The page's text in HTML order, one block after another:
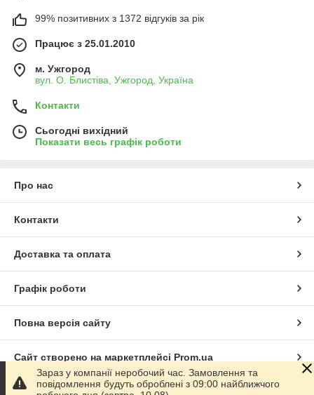
99% позитивних з 1372 відгуків за рік
Працює з 25.01.2010
м. Ужгород
вул. О. Блистіва, Ужгород, Україна
Контакти
Сьогодні вихідний
Показати весь графік роботи
Про нас
Контакти
Доставка та оплата
Графік роботи
Повна версія сайту
Сайт створено на маркетплейсі Prom.ua
Політика конфіденційності
Зараз у компанії неробочий час. Замовлення та
повідомлення будуть оброблені з 09:00 найближчого